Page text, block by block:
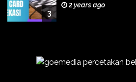
3
2 years ago